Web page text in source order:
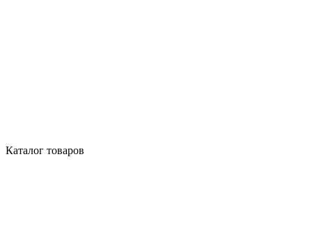
Каталог товаров